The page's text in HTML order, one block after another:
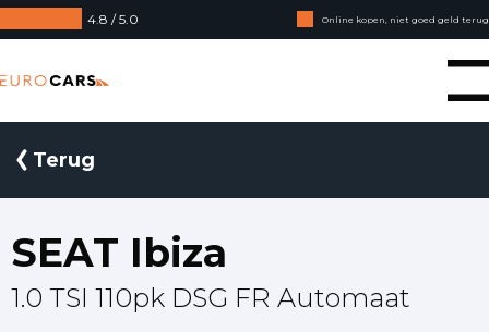
4.8 / 5.0
Online kopen, niet goed geld terug
Financial lease - Soepele acceptatie
Terug
SEAT Ibiza
1.0 TSI 110pk DSG FR Automaat